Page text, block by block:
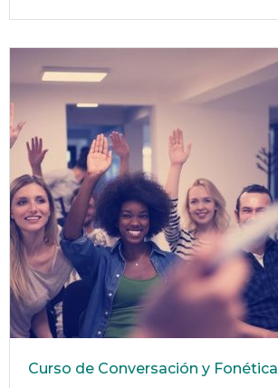
Curso de Conversación y Fonética